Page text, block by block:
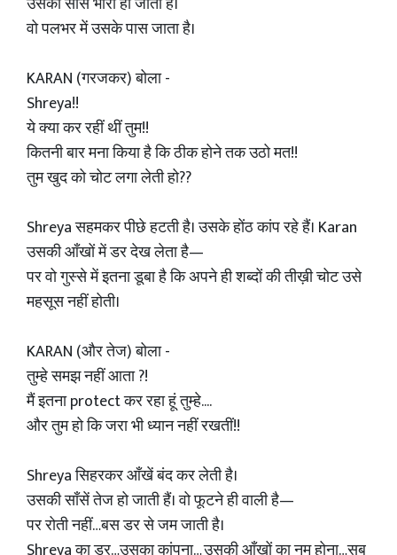
वो पलभर में उसके पास जाता है।
KARAN (गरजकर) बोला -
Shreya!!
ये क्या कर रहीं थीं तुम!!
कितनी बार मना किया है कि ठीक होने तक उठो मत!!
तुम खुद को चोट लगा लेती हो??
Shreya सहमकर पीछे हटती है। उसके होंठ कांप रहे हैं। Karan
उसकी आँखों में डर देख लेता है—
पर वो गुस्से में इतना डूबा है कि अपने ही शब्दों की तीख़ी चोट उसे
महसूस नहीं होती।
KARAN (और तेज) बोला -
तुम्हे समझ नहीं आता ?!
मैं इतना protect कर रहा हूं तुम्हे....
और तुम हो कि जरा भी ध्यान नहीं रखतीं!!
Shreya सिहरकर आँखें बंद कर लेती है।
उसकी साँसें तेज हो जाती हैं। वो फूटने ही वाली है—
पर रोती नहीं…बस डर से जम जाती है।